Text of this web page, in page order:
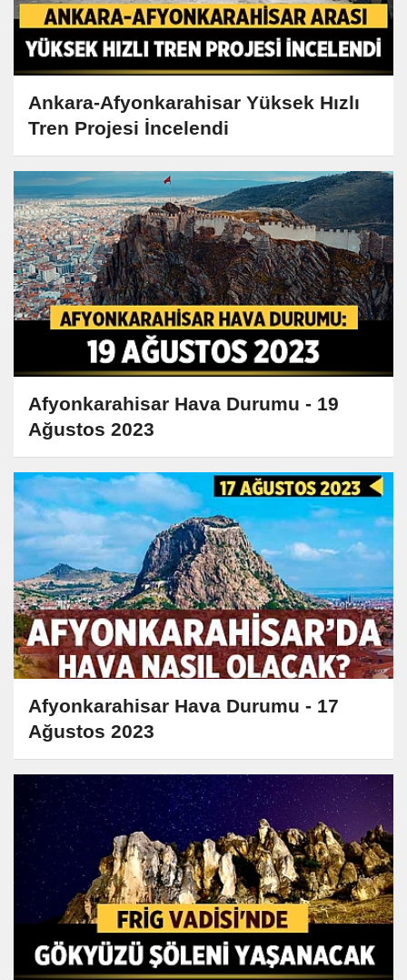
Ankara-Afyonkarahisar Yüksek Hızlı
Tren Projesi İncelendi
Afyonkarahisar Hava Durumu - 19
Ağustos 2023
Afyonkarahisar Hava Durumu - 17
Ağustos 2023